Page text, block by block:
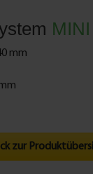
MINI
mm
zur